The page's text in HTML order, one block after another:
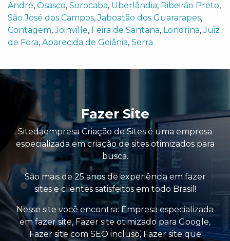
André, Osasco, Sorocaba, Uberlândia, Ribeirão Preto,
São José dos Campos,Jaboatão dos Guararapes,
Contagem,Joinville, Feira de Santana, Londrina,Juiz
de Fora, Aparecida de Goiânia, Serra
Fazer Site
Sitedaempresa Criação de Sites é uma empresa
especializada em criação de sites otimizados para
busca.
São mais de 25 anos de experiência em fazer
sites e clientes satisfeitos em todo Brasil!
Nesse site você encontra:Empresa especializada
em fazer site,Fazer site otimizado para Google,
Fazer site com SEO incluso, Fazer site que